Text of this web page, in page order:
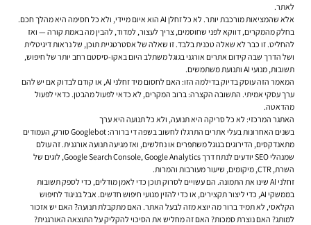
לאתר.
אלא שהמציאות מורכבת יותר. לא כל זחלן AI הוא איום מיידי, ולא כל חסימה היא מהלך חכם.
בחלק מהמקרים, דווקא לפני שחוסמים, צריך לעצור, למדוד, להבין מה באמת קורה — ואז
להחליט. זו כבר לא שאלה טכנית בלבד. זו שאלה של אסטרטגיית תוכן, של נראות דיגיטלית
ושל הדרך שבה קידום אתרים אורגני בגוגלמשתלב היום באקו-סיסטם רחב יותר של חיפוש,
תשובות, מנועי AI ותנועת משתמשים.
המאמר הזה עוסק בדיוק בדילמה הזו: האם לחסום מיד זחלני AI, או קודם לבדוק אם יש להם
ערך עסקי אמיתי. התשובה הקצרה: ברוב המקרים, לא כדאי לפעול מהבטן. כדאי לפעול
מהדאטה.
האתגר המרכזי: לא כל סריקה היא תנועה, ולא כל תנועה היא ערך
בשנים האחרונות בעלי אתרים התרגלו לחשוב בשפה די ברורה: Googlebot סורק, העמודים
מתאנדקסים, הדירוגים בגוגל משתפרים או נחלשים, ואז מגיעה תנועה אורגנית. זה עולם
שמנהלי SEO יודעים לנתח דרך Google Search Console, Google Analytics, לוגים של
השרת, CTR, מיקומים, שיעור מעורבות והמרות.
זחלני AI שינו את התמונה. הם עשויים לסרוק תוכן כדי לאמן מודלים, כדי לספק תשובות
בממשקי AI, כדי ליצור תקצירים, או כדי להזין מנועי חיפוש חדשים. אבל בניגוד לחיפוש
הקלאסי, לא תמיד ברור מה יוצא מזה לבעל האתר. האם מתקבלת תנועה? האם יש אזכור
למותג? האם נוצרת סמכות? האם זה מחליש את הסיכוי להקליק על התוצאה האורגנית?